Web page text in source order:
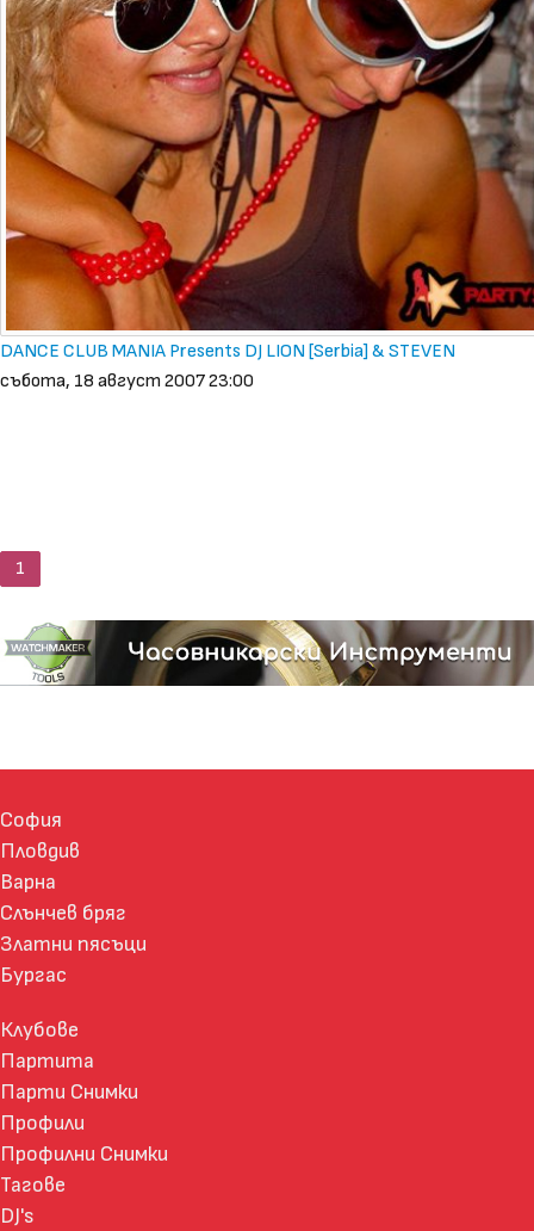
DANCE CLUB MANIA Presents DJ LION [Serbia] & STEVEN
събота, 18 август 2007 23:00
1
София
Пловдив
Варна
Слънчев бряг
Златни пясъци
Бургас
Клубове
Партита
Парти Снимки
Профили
Профилни Снимки
Тагове
DJ's